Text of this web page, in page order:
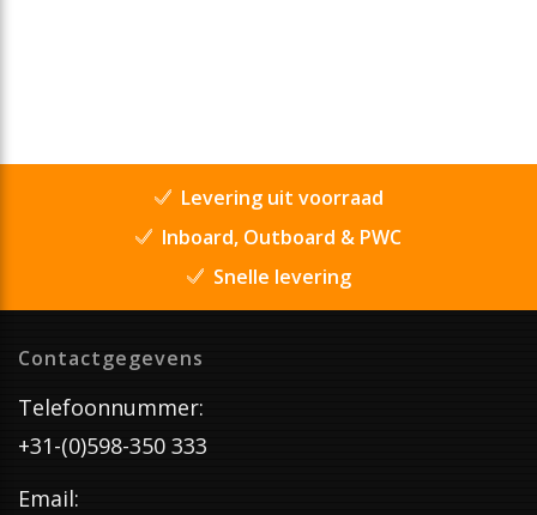
Levering uit voorraad
Inboard, Outboard & PWC
Snelle levering
Contactgegevens
Telefoonnummer:
+31-(0)598-350 333
Email: